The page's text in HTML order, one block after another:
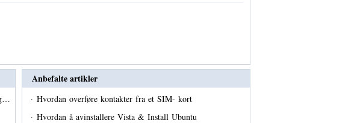
Anbefalte artikler
· Hvordan overføre kontakter fra et SIM- kort
· Hvordan å avinstallere Vista & Install Ubuntu